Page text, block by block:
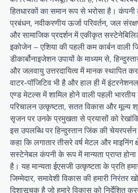
हितधारकों का समान रूप से भरोसा है। कंपनी
प्रबंधन, नवीकरणीय ऊर्जा परिवर्तन, जल
और सामाजिक प्रदर्शन में एकीकृत
इकोजेन – एशिया की पहली कम कार्बन वाली
डीकार्बोनाइजेशन उपायों के माध्यम से,
और जलवायु उत्तरदायित्व में मानक स्थापित
वाटर-पॉजिटिव भी है और हाल ही में
एण्ड मेटल्स में शामिल होने वाली पहली
परिचालन उत्कृष्टता, सतत विकास और मूल्य
सृजन पर उनके प्रमुखता से प्रयासों को
इस उपलब्धि पर हिन्दुस्तान जिंक की
कहा कि लगातार तीसरे वर्ष मेटल और माइनिंग
सस्टेनेबल कंपनी के रूप में मान्यता प्राप्त
है। यह मान्यता ईएसजी उत्कृष्टता के प्रति
जिम्मेदार, समावेशी विकास की हमारी निरंतर
दिशासूचक है जो हमारे विकास को निर्देशित